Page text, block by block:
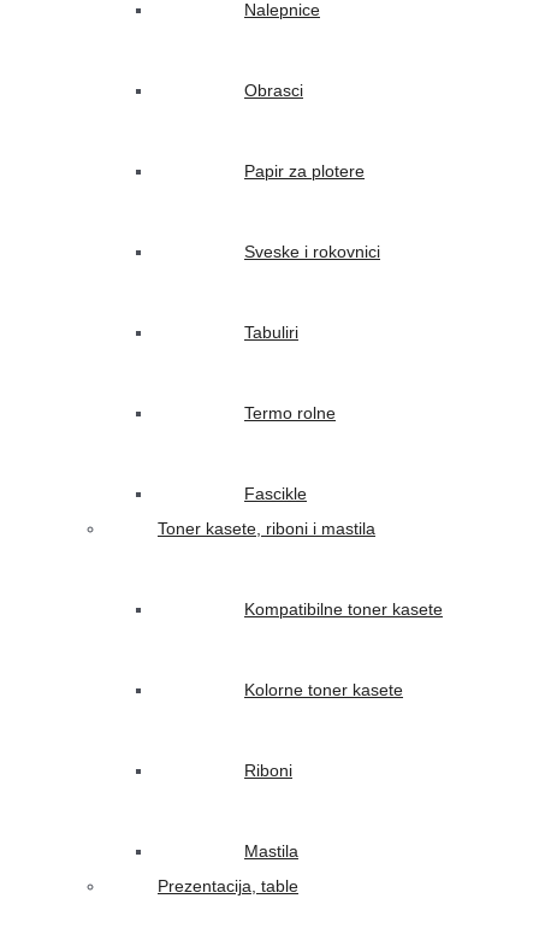
Nalepnice
Obrasci
Papir za plotere
Sveske i rokovnici
Tabuliri
Termo rolne
Fascikle
Toner kasete, riboni i mastila
Kompatibilne toner kasete
Kolorne toner kasete
Riboni
Mastila
Prezentacija, table